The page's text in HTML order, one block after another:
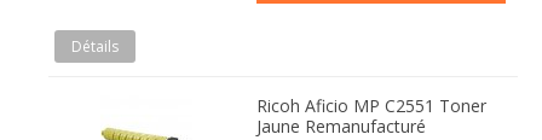
Détails
Ricoh Aficio MP C2551 Toner
Jaune Remanufacturé